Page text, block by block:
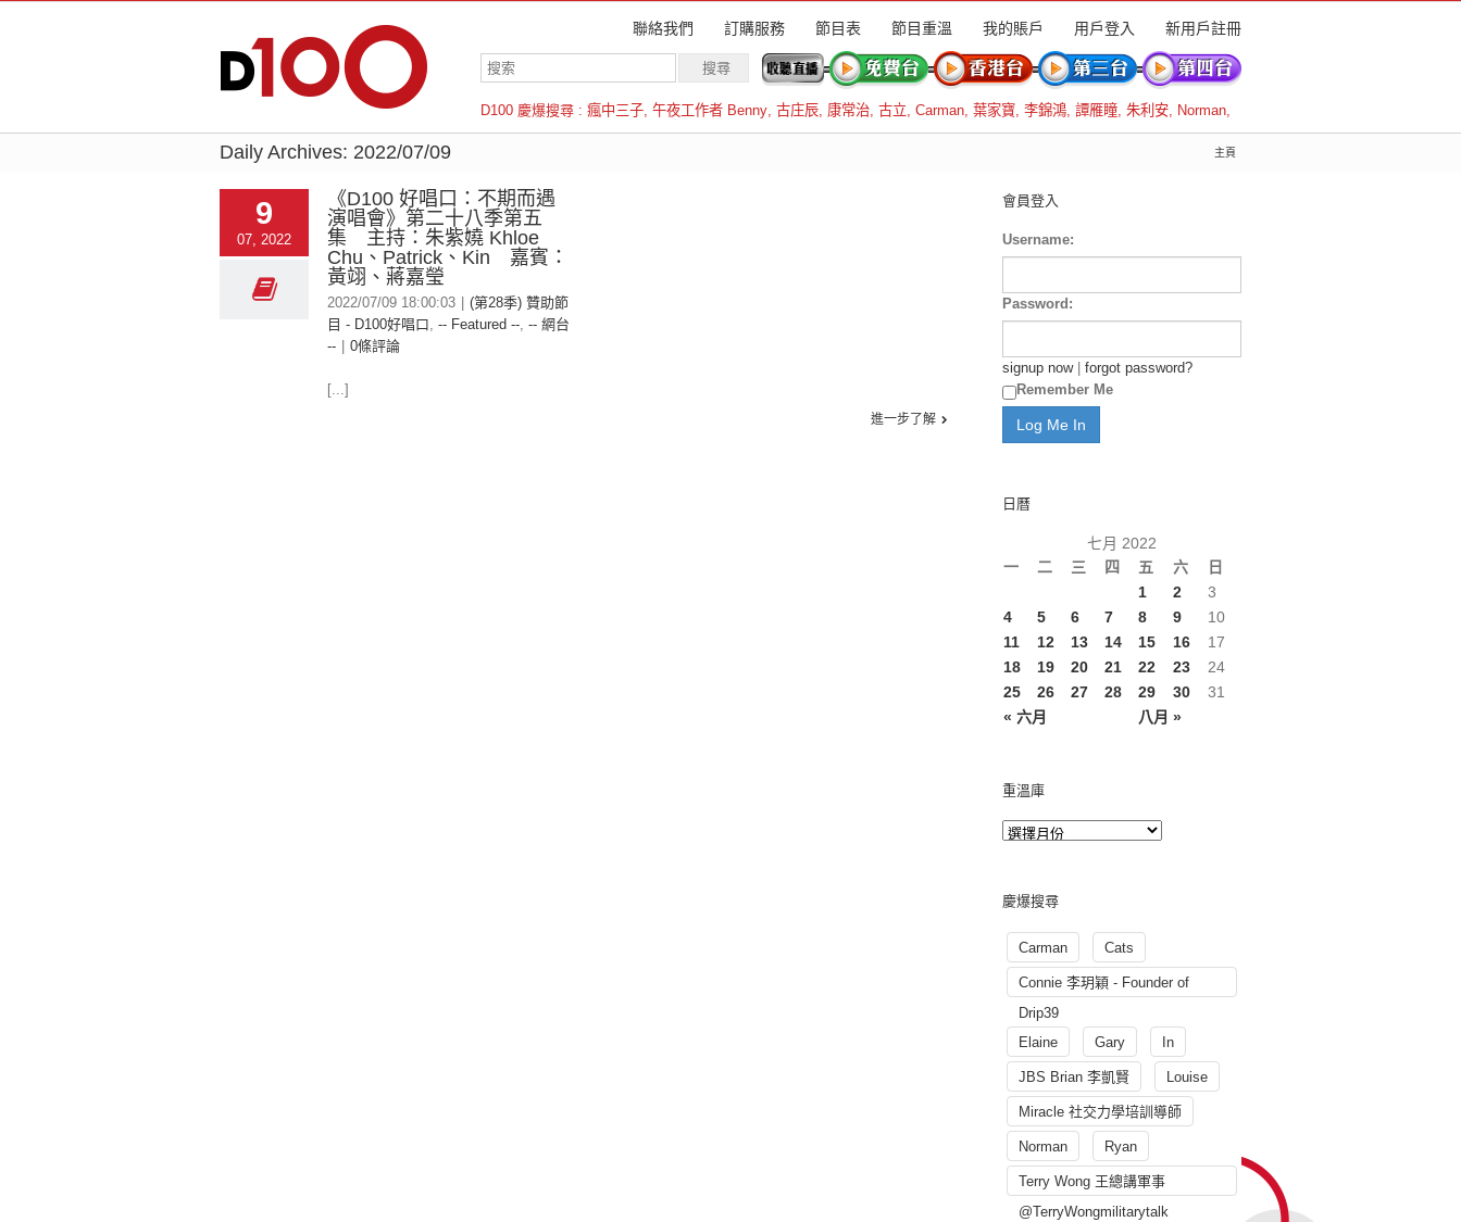
聯絡我們 訂購服務 節目表 節目重溫 我的賬戶 用戶登入 新用戶註冊
D100 慶爆搜尋 : 瘋中三子, 午夜工作者 Benny, 古庄辰, 康常治, 古立, Carman, 葉家寶, 李錦鴻, 譚雁瞳, 朱利安, Norman,
羅倫斯
Daily Archives: 2022/07/09 主頁
9
07, 2022
《D100 好唱口：不期而遇
演唱會》第二十八季第五
集 主持：朱紫嬈 Khloe
Chu、Patrick、Kin 嘉賓：
黃翊、蔣嘉瑩
2022/07/09 18:00:03
(第28季) 贊助節
目 - D100好唱口, -- Featured --, -- 網台
--
0條評論
[...]
進一步了解
會員登入
Username:
Password:
signup now| forgot password?
Remember Me
日曆
七月 2022
一
二 三 四 五 六 日
« 六月 八月 »
1 2
3
4
5 6 7 8 9
10
11
12 13 14 15 16
17
18
19 20 21 22 23
24
25
26 27 28 29 30 31
重溫庫
慶爆搜尋
Carman Cats
Connie 李玥穎 - Founder of
Drip39
Elaine
Gary In
JBS Brian 李凱賢 Louise
Miracle 社交力學培訓導師
Norman Ryan
Terry Wong 王總講軍事
@TerryWongmilitarytalk